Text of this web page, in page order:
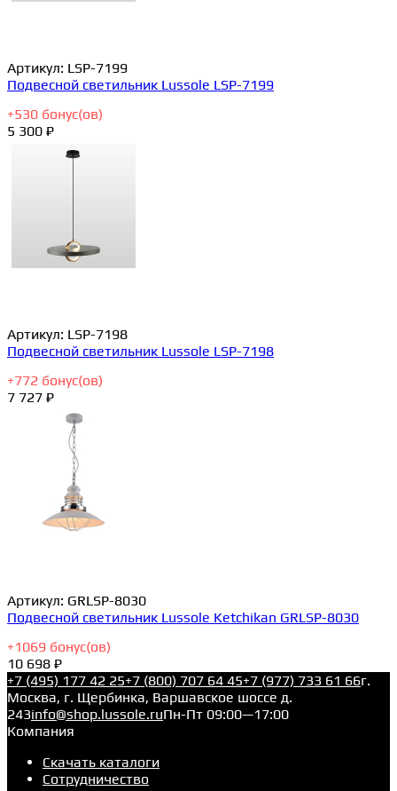
Артикул: LSP-7199
Подвесной светильник Lussole LSP-7199
+530 бонус(ов)
5 300 ₽
Артикул: LSP-7198
Подвесной светильник Lussole LSP-7198
+772 бонус(ов)
7 727 ₽
Артикул: GRLSP-8030
Подвесной светильник Lussole Ketchikan GRLSP-8030
+1069 бонус(ов)
10 698 ₽
+7 (495) 177 42 25+7 (800) 707 64 45+7 (977) 733 61 66г.
Москва, г. Щербинка, Варшавское шоссе д.
243info@shop.lussole.ruПн-Пт 09:00—17:00
Компания
Скачать каталоги
Сотрудничество